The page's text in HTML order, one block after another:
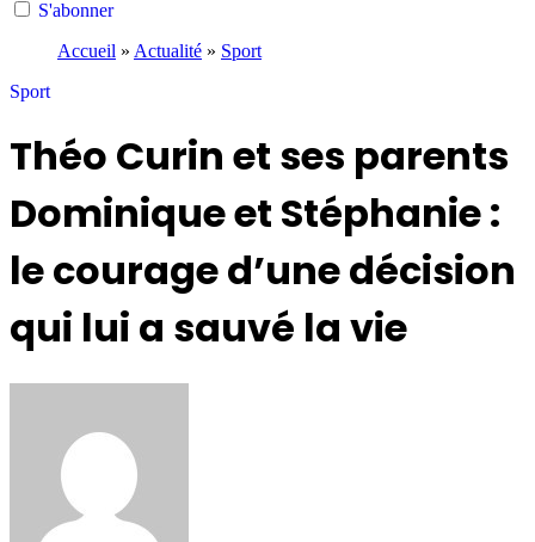
S'abonner
Accueil » Actualité » Sport
Sport
Théo Curin et ses parents
Dominique et Stéphanie :
le courage d’une décision
qui lui a sauvé la vie